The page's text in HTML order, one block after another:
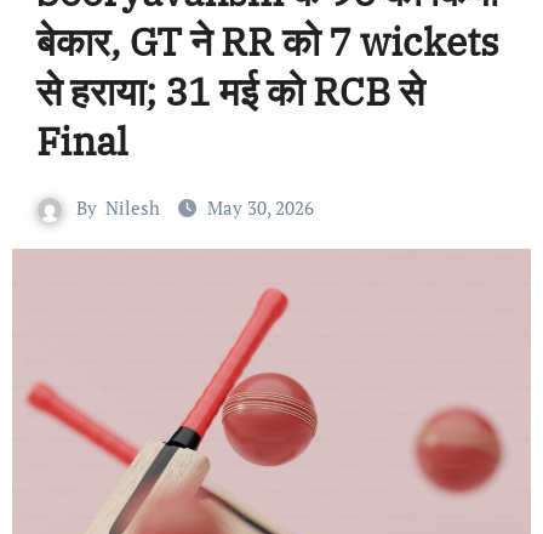
बेकार, GT ने RR को 7 wickets
से हराया; 31 मई को RCB से
Final
By Nilesh May 30, 2026